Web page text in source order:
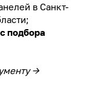
в Санкт-
подбора
→